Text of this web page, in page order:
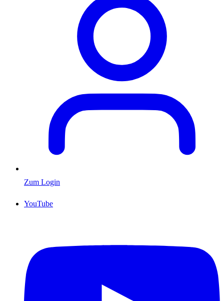
Zum Login
YouTube